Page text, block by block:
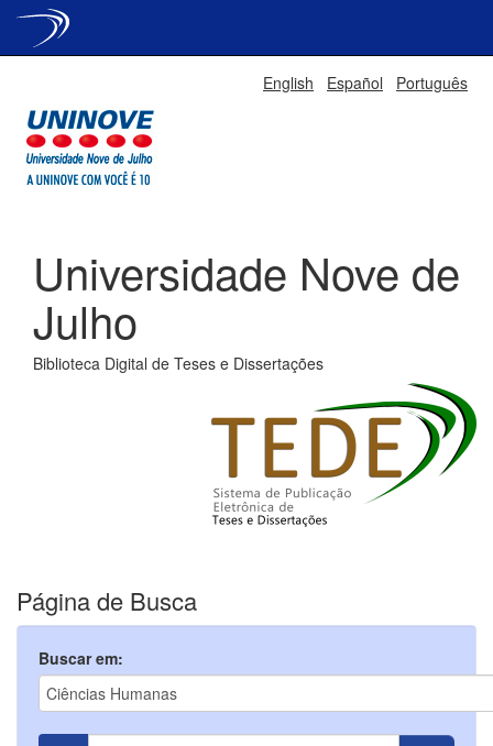
English Español Português
Universidade Nove de
Julho
Biblioteca Digital de Teses e Dissertações
Página de Busca
Buscar em: